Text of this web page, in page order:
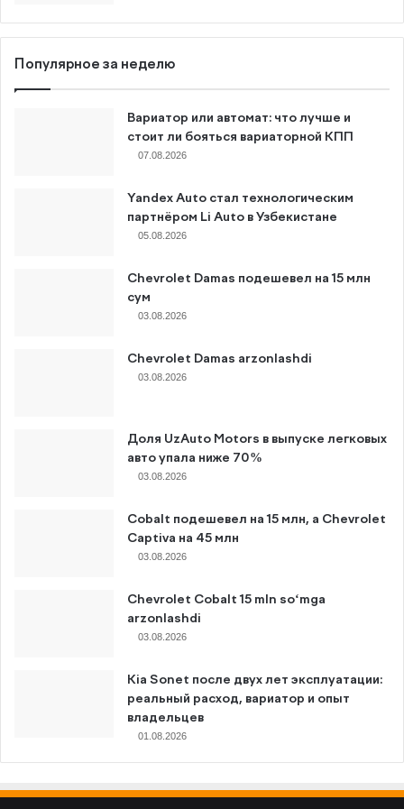
Популярное за неделю
Вариатор или автомат: что лучше и
стоит ли бояться вариаторной КПП
07.08.2026
Yandex Auto стал технологическим
партнёром Li Auto в Узбекистане
05.08.2026
Chevrolet Damas подешевел на 15 млн
сум
03.08.2026
Chevrolet Damas arzonlashdi
03.08.2026
Доля UzAuto Motors в выпуске легковых
авто упала ниже 70%
03.08.2026
Cobalt подешевел на 15 млн, а Chevrolet
Captiva на 45 млн
03.08.2026
Chevrolet Cobalt 15 mln so‘mga
arzonlashdi
03.08.2026
Kia Sonet после двух лет эксплуатации:
реальный расход, вариатор и опыт
владельцев
01.08.2026